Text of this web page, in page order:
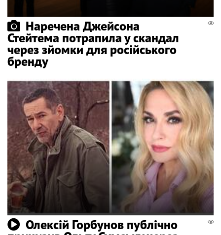
Наречена Джейсона
Стейтема потрапила у скандал
через зйомки для російського
бренду
Олексій Горбунов публічно